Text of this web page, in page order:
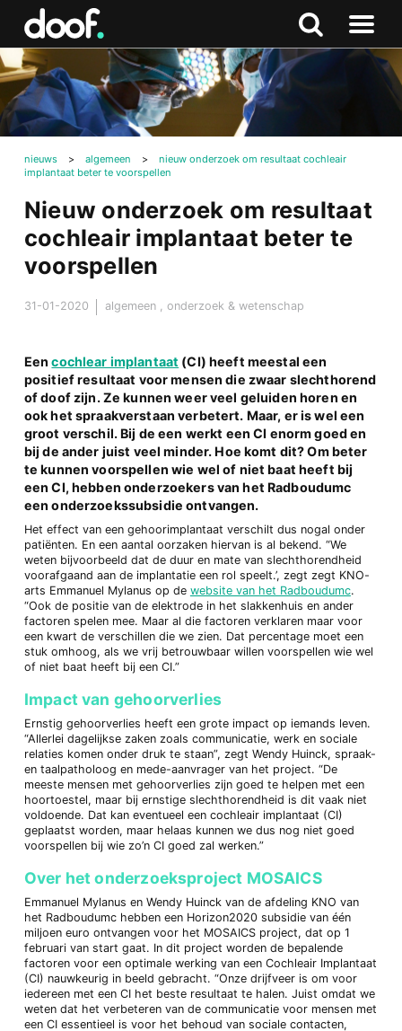
Zoeken
Naar
menu
nieuws > algemeen >
nieuw onderzoek om resultaat cochleair
implantaat beter te voorspellen
Nieuw onderzoek om resultaat
cochleair implantaat beter te
voorspellen
31-01-2020 algemeen onderzoek & wetenschap
Eencochlear implantaat (CI) heeft meestal een
positief resultaat voor mensen die zwaar slechthorend
of doof zijn. Ze kunnen weer veel geluiden horen en
ook het spraakverstaan verbetert. Maar, er is wel een
groot verschil. Bij de een werkt een CI enorm goed en
bij de ander juist veel minder. Hoe komt dit? Om beter
te kunnen voorspellen wie wel of niet baat heeft bij
een CI, hebben onderzoekers van het Radboudumc
een onderzoekssubsidie ontvangen.
Het effect van een gehoorimplantaat verschilt dus nogal onder
patiënten. En een aantal oorzaken hiervan is al bekend. “We
weten bijvoorbeeld dat de duur en mate van slechthorendheid
voorafgaand aan de implantatie een rol speelt.’, zegt zegt KNO-
arts Emmanuel Mylanus op de website van het Radboudumc.
“Ook de positie van de elektrode in het slakkenhuis en ander
factoren spelen mee. Maar al die factoren verklaren maar voor
een kwart de verschillen die we zien. Dat percentage moet een
stuk omhoog, als we vrij betrouwbaar willen voorspellen wie wel
of niet baat heeft bij een CI.”
Impact van gehoorverlies
Ernstig gehoorverlies heeft een grote impact op iemands leven.
“Allerlei dagelijkse zaken zoals communicatie, werk en sociale
relaties komen onder druk te staan”, zegt Wendy Huinck, spraak-
en taalpatholoog en mede-aanvrager van het project. “De
meeste mensen met gehoorverlies zijn goed te helpen met een
hoortoestel, maar bij ernstige slechthorendheid is dit vaak niet
voldoende. Dat kan eventueel een cochleair implantaat (CI)
geplaatst worden, maar helaas kunnen we dus nog niet goed
voorspellen bij wie zo’n CI goed zal werken.”
Over het onderzoeksproject MOSAICS
Emmanuel Mylanus en Wendy Huinck van de afdeling KNO van
het Radboudumc hebben een Horizon2020 subsidie van één
miljoen euro ontvangen voor het MOSAICS project, dat op 1
februari van start gaat. In dit project worden de bepalende
factoren voor een optimale werking van een Cochleair Implantaat
(CI) nauwkeurig in beeld gebracht. “Onze drijfveer is om voor
iedereen met een CI het beste resultaat te halen. Juist omdat we
weten dat het verbeteren van de communicatie voor mensen met
een CI essentieel is voor het behoud van sociale contacten,
Doof.nl
Zoeken
naar